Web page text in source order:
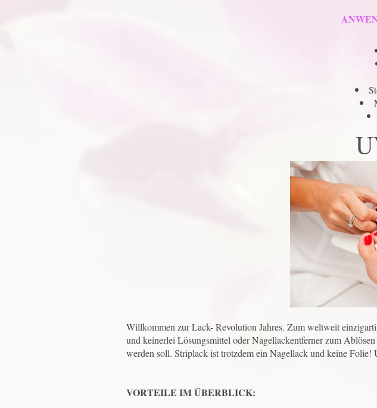
Willkommen zur Lack- Revolution Jahres. Zum weltweit
und keinerlei Lösungsmittel oder Nagellackentferner zum
werden soll. Striplack ist trotzdem ein Nagellack und keine
VORTEILE IM ÜBERBLICK: